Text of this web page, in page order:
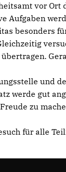
vor Ort
Aufgaben
besonders
und
werde gut
zu
für alle